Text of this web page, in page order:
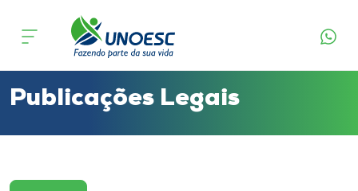
Cursos
Atendimento ao Estudante
Publicações Legais